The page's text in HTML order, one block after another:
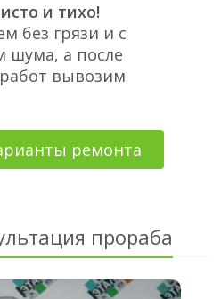
и тихо!
без грязи и с
а после
вывозим
ремонта
прораба